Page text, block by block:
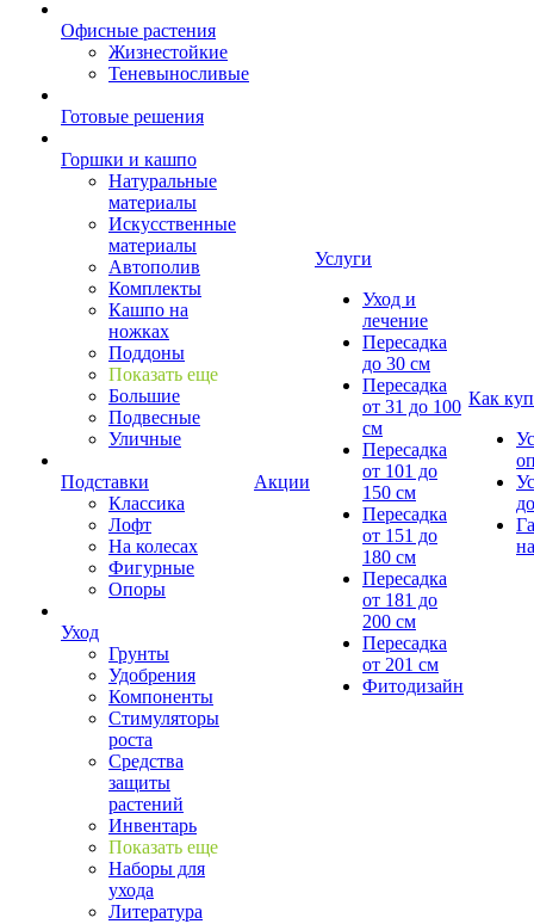
Офисные растения
Жизнестойкие
Теневыносливые
Готовые решения
Горшки и кашпо
Натуральные
материалы
Искусственные
материалы
Автополив
Комплекты
Кашпо на
ножках
Поддоны
Показать еще
Большие
Подвесные
Уличные
Подставки
Классика
Лофт
На колесах
Фигурные
Опоры
Уход
Грунты
Удобрения
Компоненты
Стимуляторы
роста
Средства
защиты
растений
Инвентарь
Показать еще
Наборы для
ухода
Литература
Акции
Услуги
Уход и
лечение
Пересадка
до 30 см
Пересадка
от 31 до 100
см
Пересадка
от 101 до
150 см
Пересадка
от 151 до
180 см
Пересадка
от 181 до
200 см
Пересадка
от 201 см
Фитодизайн
Как